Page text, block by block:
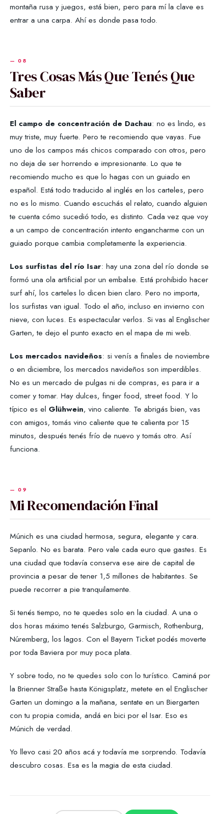
montaña rusa y juegos, está bien, pero para mí la clave es
entrar a una carpa. Ahí es donde pasa todo.
Tres Cosas Más Que Tenés Que
Saber
El campo de concentración de Dachau: no es lindo, es
muy triste, muy fuerte. Pero te recomiendo que vayas. Fue
uno de los campos más chicos comparado con otros, pero
no deja de ser horrendo e impresionante. Lo que te
recomiendo mucho es que lo hagas con un guiado en
español. Está todo traducido al inglés en los carteles, pero
no es lo mismo. Cuando escuchás el relato, cuando alguien
te cuenta cómo sucedió todo, es distinto. Cada vez que voy
a un campo de concentración intento engancharme con un
guiado porque cambia completamente la experiencia.
Los surfistas del río Isar: hay una zona del río donde se
formó una ola artificial por un embalse. Está prohibido hacer
surf ahí, los carteles lo dicen bien claro. Pero no importa,
los surfistas van igual. Todo el año, incluso en invierno con
nieve, con luces. Es espectacular verlos. Si vas al Englischer
Garten, te dejo el punto exacto en el mapa de mi web.
Los mercados navideños: si venís a finales de noviembre
o en diciembre, los mercados navideños son imperdibles.
No es un mercado de pulgas ni de compras, es para ir a
comer y tomar. Hay dulces, finger food, street food. Y lo
típico es el Glühwein, vino caliente. Te abrigás bien, vas
con amigos, tomás vino caliente que te calienta por 15
minutos, después tenés frío de nuevo y tomás otro. Así
funciona.
Mi Recomendación Final
Múnich es una ciudad hermosa, segura, elegante y cara.
Sepanlo. No es barata. Pero vale cada euro que gastes. Es
una ciudad que todavía conserva ese aire de capital de
provincia a pesar de tener 1,5 millones de habitantes. Se
puede recorrer a pie tranquilamente.
Si tenés tiempo, no te quedes solo en la ciudad. A una o
dos horas máximo tenés Salzburgo, Garmisch, Rothenburg,
Núremberg, los lagos. Con el Bayern Ticket podés moverte
por toda Baviera por muy poca plata.
Y sobre todo, no te quedes solo con lo turístico. Caminá por
la Brienner Straße hasta Königsplatz, metete en el Englischer
Garten un domingo a la mañana, sentate en un Biergarten
con tu propia comida, andá en bici por el Isar. Eso es
Múnich de verdad.
Yo llevo casi 20 años acá y todavía me sorprendo. Todavía
descubro cosas. Esa es la magia de esta ciudad.